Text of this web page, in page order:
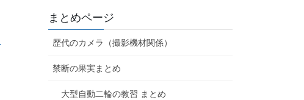
まとめページ
歴代のカメラ（撮影機材関係）
禁断の果実まとめ
大型自動二輪の教習 まとめ